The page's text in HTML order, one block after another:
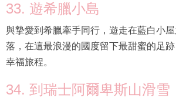
33. 遊希臘小島
與摯愛到希臘牽手同行，遊走在藍白小
落，在這最浪漫的國度留下最甜蜜的足
幸福旅程。
34. 到瑞士阿爾卑斯山滑雪